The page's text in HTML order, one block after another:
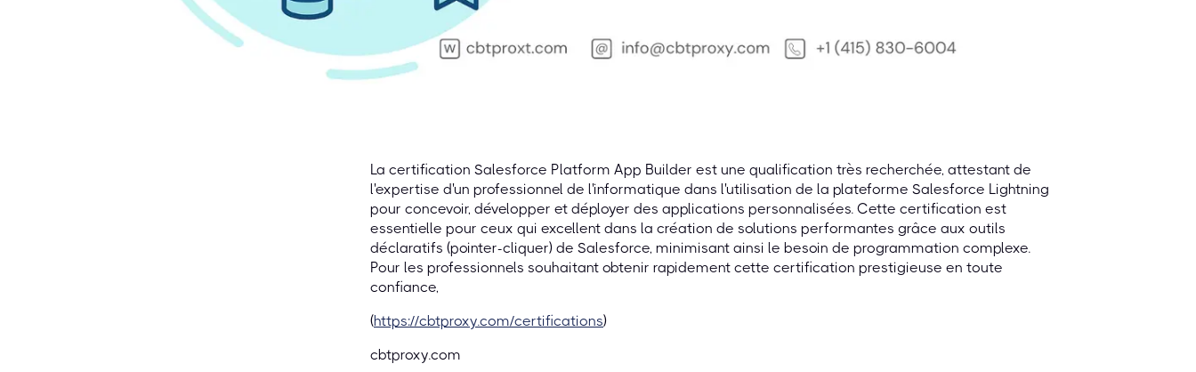
La certification Salesforce Platform App Builder est une qualification très recherchée, attestant de
l'expertise d'un professionnel de l'informatique dans l'utilisation de la plateforme Salesforce Lightning
pour concevoir, développer et déployer des applications personnalisées. Cette certification est
essentielle pour ceux qui excellent dans la création de solutions performantes grâce aux outils
déclaratifs (pointer-cliquer) de Salesforce, minimisant ainsi le besoin de programmation complexe.
Pour les professionnels souhaitant obtenir rapidement cette certification prestigieuse en toute
confiance,
(https://cbtproxy.com/certifications)
cbtproxy.com